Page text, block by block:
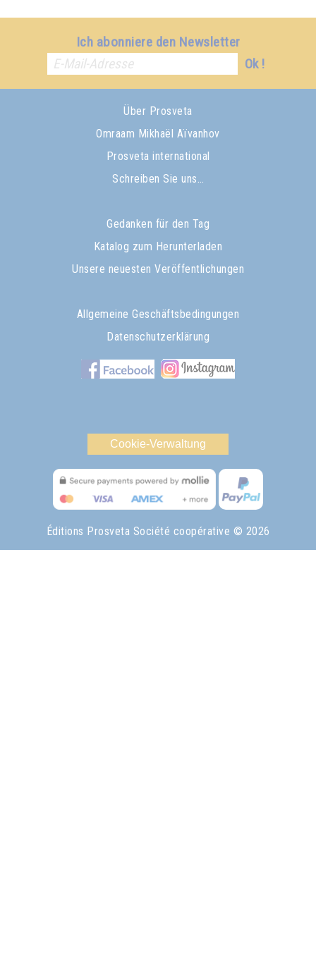
Ich abonniere den Newsletter
Ok !
Über Prosveta
Omraam Mikhaël Aïvanhov
Prosveta international
Schreiben Sie uns…
Gedanken für den Tag
Katalog zum Herunterladen
Unsere neuesten Veröffentlichungen
Allgemeine Geschäftsbedingungen
Datenschutzerklärung
Cookie-Verwaltung
Éditions Prosveta Société coopérative © 2026